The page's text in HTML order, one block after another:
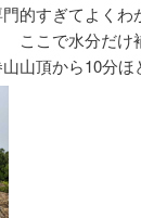
的すぎてよく
ここで水分だけ
山頂から10分ほ